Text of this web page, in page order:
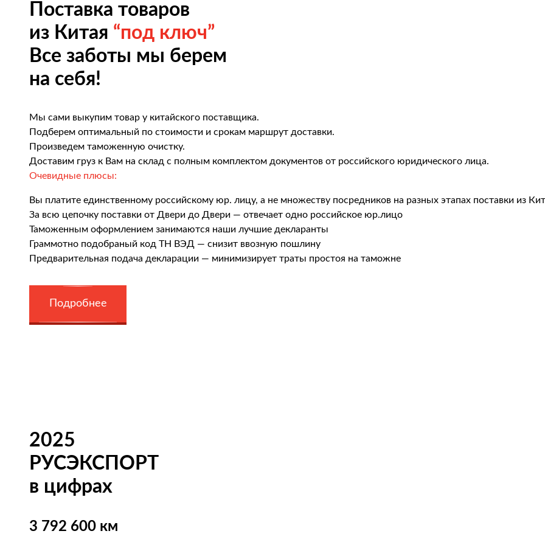
Поставка товаров
из Китая “под ключ”
Все заботы мы берем
на себя!
Мы сами выкупим товар у китайского поставщика.
Подберем оптимальный по стоимости и срокам маршрут доставки.
Произведем таможенную очистку.
Доставим груз к Вам на склад с полным комплектом документов от российского юридического лица.
Очевидные плюсы:
Вы платите единственному российскому юр. лицу, а не множеству посредников на разных этапах поставки из
За всю цепочку поставки от Двери до Двери — отвечает одно российское юр.лицо
Таможенным оформлением занимаются наши лучшие декларанты
Граммотно подобраный код ТН ВЭД — снизит ввозную пошлину
Предварительная подача декларации — минимизирует траты простоя на таможне
Подробнее
2025
РУСЭКСПОРТ
в цифрах
3 792 600 км